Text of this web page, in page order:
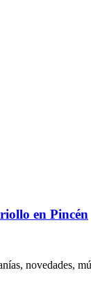
en Pincén
novedades,